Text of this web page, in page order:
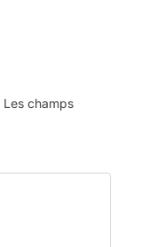
Les champs